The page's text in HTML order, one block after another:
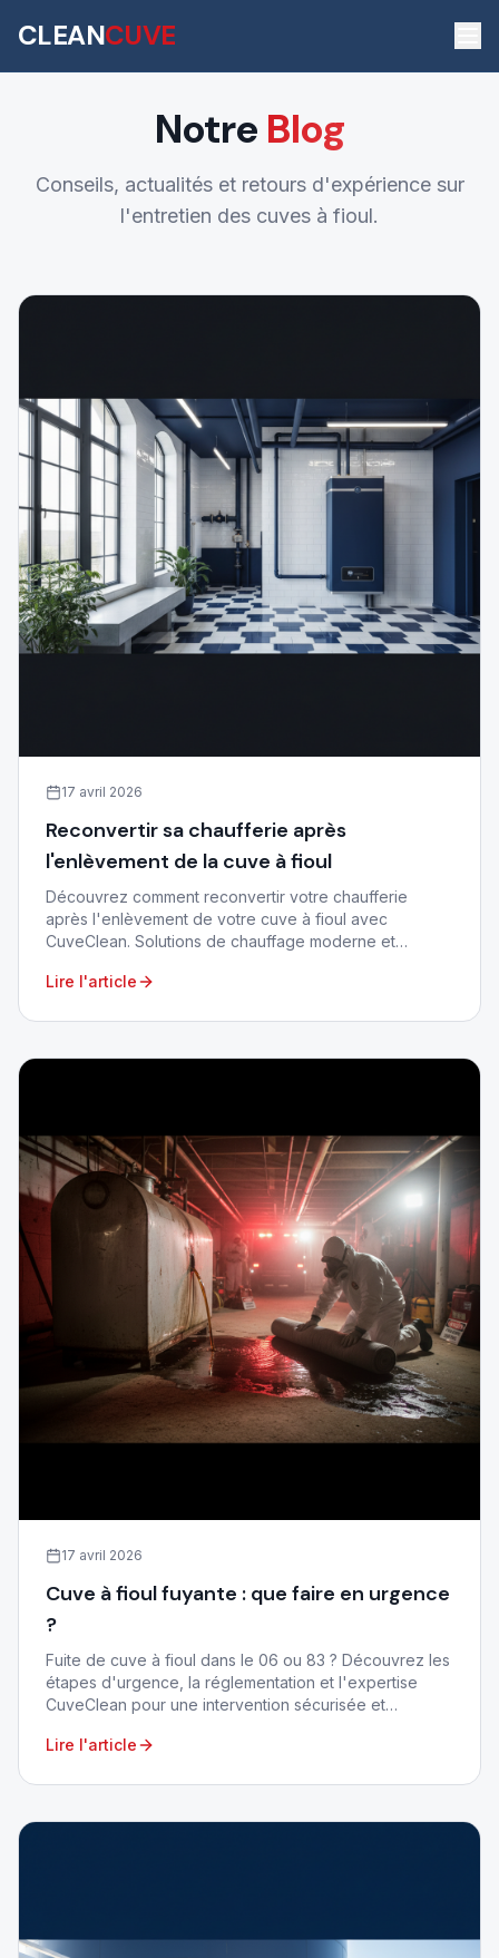
CLEANCUVE
Notre Blog
Conseils, actualités et retours d'expérience sur
l'entretien des cuves à fioul.
17 avril 2026
Reconvertir sa chaufferie après
l'enlèvement de la cuve à fioul
Découvrez comment reconvertir votre chaufferie
après l'enlèvement de votre cuve à fioul avec
CuveClean. Solutions de chauffage moderne et
Lire l'article
17 avril 2026
Cuve à fioul fuyante : que faire en urgence
?
Fuite de cuve à fioul dans le 06 ou 83 ? Découvrez les
étapes d'urgence, la réglementation et l'expertise
CuveClean pour une intervention sécurisée et
Lire l'article